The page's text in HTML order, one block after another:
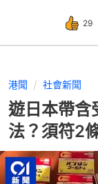
29
港聞 社會新聞
遊日本帶含
法？須符2